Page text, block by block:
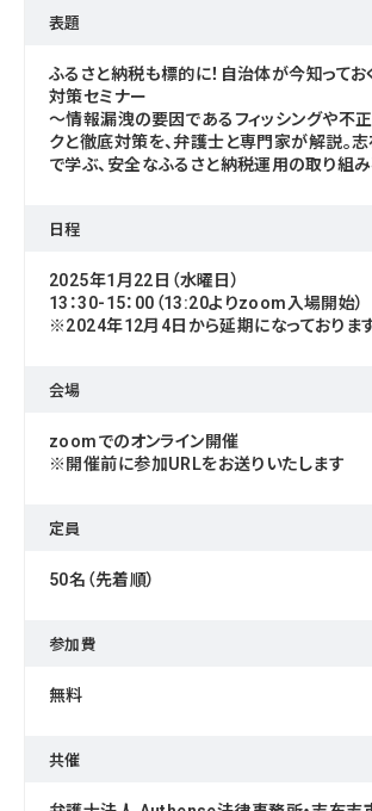
表題
ふるさと納税も標的に！自治体が今知って
対策セミナー
～情報漏洩の要因であるフィッシングや不
クと徹底対策を、弁護士と専門家が解説。
で学ぶ、安全なふるさと納税運用の取り組
日程
2025年1月22日（水曜日）
13：30-15：00（13:20よりzoom入場開始）
※2024年12月4日から延期になっております
会場
zoomでのオンライン開催
※開催前に参加URLをお送りいたします
定員
50名（先着順）
参加費
無料
共催